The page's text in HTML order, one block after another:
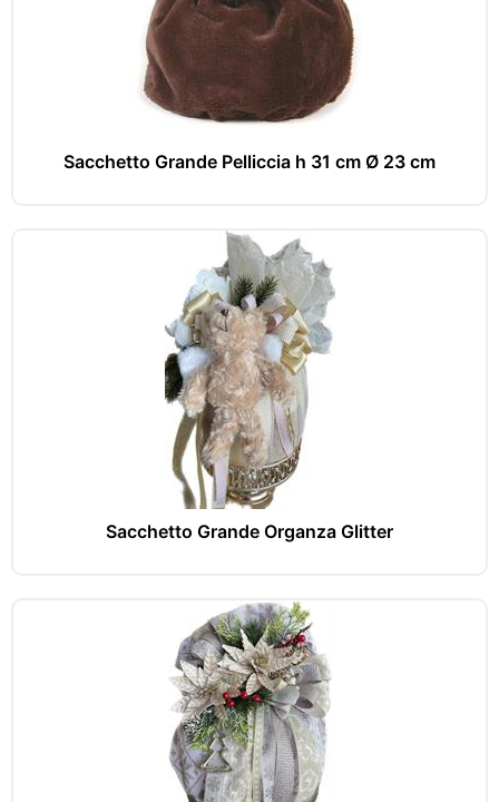
Sacchetto Grande Pelliccia h 31 cm Ø 23 cm
Sacchetto Grande Organza Glitter